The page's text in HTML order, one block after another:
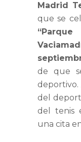
Madrid
que se
de que
deportivo.
del
del tenis
una cita